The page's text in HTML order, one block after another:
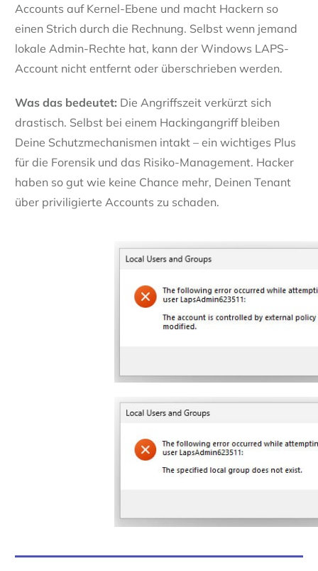
Accounts auf Kernel-Ebene und macht Hackern so
einen Strich durch die Rechnung. Selbst wenn jemand
lokale Admin-Rechte hat, kann der Windows LAPS-
Account nicht entfernt oder überschrieben werden.
Was das bedeutet: Die Angriffszeit verkürzt sich
drastisch. Selbst bei einem Hackingangriff bleiben
Deine Schutzmechanismen intakt – ein wichtiges Plus
für die Forensik und das Risiko-Management. Hacker
haben so gut wie keine Chance mehr, Deinen Tenant
über priviligierte Accounts zu schaden.